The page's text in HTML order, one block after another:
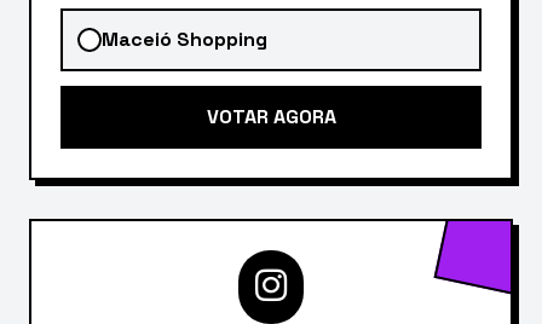
Maceió Shopping
VOTAR AGORA